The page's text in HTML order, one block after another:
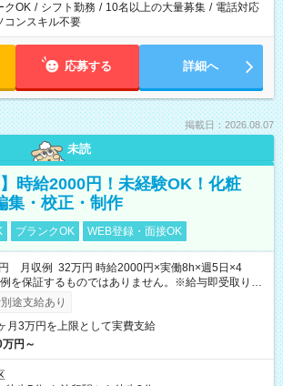
クOK / シフト勤務 / 10名以上の大量募集 / 電話対応
コンスキル不要
応募する 詳細へ
掲載日：2026.08.07
未読
】時給2000円！未経験OK！化粧
集・校正・制作
ブランクOK WEB登録・面接OK
月収例 32万円 時給2000円×実働8h×週5日×4
を保証するものではありません。※給与即受取りサ
可（利用条件有）
途支給あり
月3万円を上限として実費支給
円～